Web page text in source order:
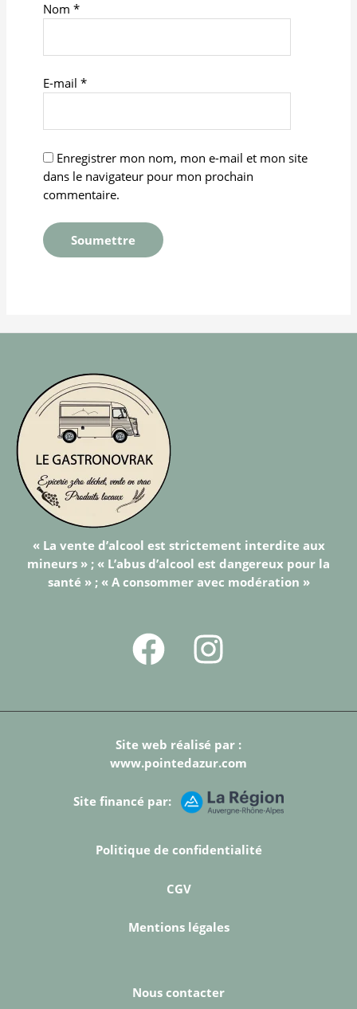
Nom *
E-mail *
Enregistrer mon nom, mon e-mail et mon site
dans le navigateur pour mon prochain
commentaire.
« La vente d’alcool est strictement interdite aux
mineurs » ; « L’abus d’alcool est dangereux pour la
santé » ; « A consommer avec modération »
Site web réalisé par :
www.pointedazur.com
Site financé par:
Politique de confidentialité
CGV
Mentions légales
Nous contacter